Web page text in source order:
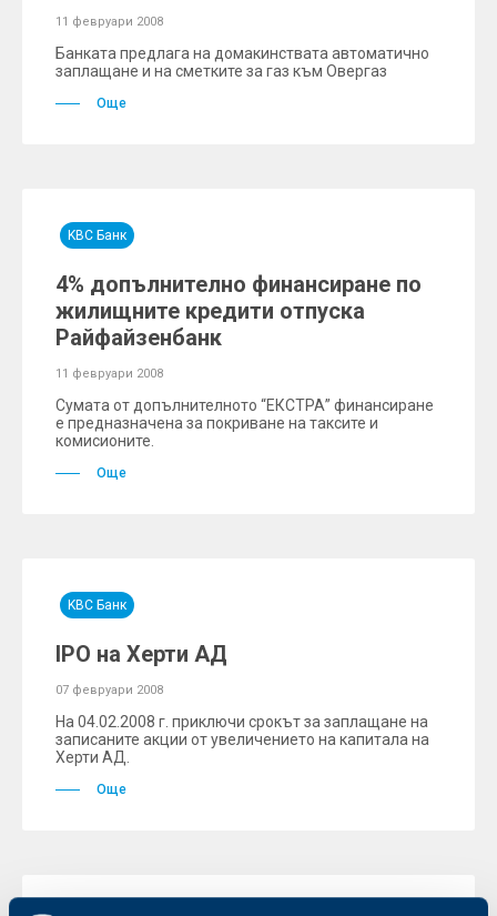
11 февруари 2008
Банката предлага на домакинствата автоматично
заплащане и на сметките за газ към Овергаз
Още
KBC Банк
4% допълнително финансиране по
жилищните кредити отпуска
Райфайзенбанк
11 февруари 2008
Сумата от допълнителното “ЕКСТРА” финансиране
е предназначена за покриване на таксите и
комисионите.
Още
KBC Банк
IPO на Херти АД
07 февруари 2008
На 04.02.2008 г. приключи срокът за заплащане на
записаните акции от увеличението на капитала на
Херти АД.
Още